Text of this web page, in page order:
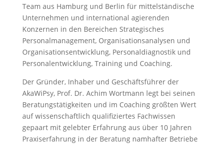
Team aus Hamburg und Berlin für mittelständische
Unternehmen und international agierenden
Konzernen in den Bereichen Strategisches
Personalmanagement, Organisationsanalysen und
Organisationsentwicklung, Personaldiagnostik und
Personalentwicklung, Training und Coaching.
Der Gründer, Inhaber und Geschäftsführer der
AkaWiPsy, Prof. Dr. Achim Wortmann legt bei seinen
Beratungstätigkeiten und im Coaching größten Wert
auf wissenschaftlich qualifiziertes Fachwissen
gepaart mit gelebter Erfahrung aus über 10 Jahren
Praxiserfahrung in der Beratung namhafter Betriebe